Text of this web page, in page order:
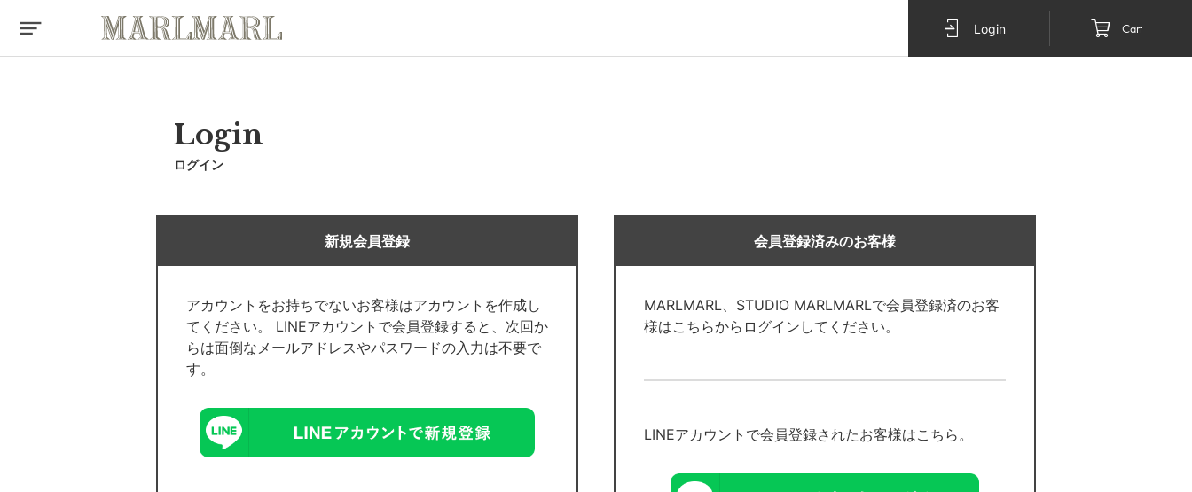
Login Cart
Login
ログイン
新規会員登録
アカウントをお持ちでないお客様はアカウントを作成し
てください。 LINEアカウントで会員登録すると、次回か
らは面倒なメールアドレスやパスワードの入力は不要で
す。
会員登録済みのお客様
MARLMARL、STUDIO MARLMARLで会員登録済のお客
様はこちらからログインしてください。
LINEアカウントで会員登録されたお客様はこちら。